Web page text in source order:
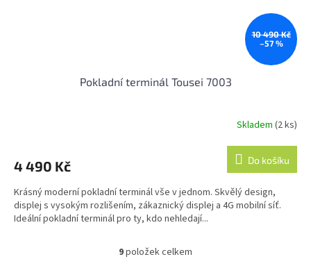
10 490 Kč
–57 %
Pokladní terminál Tousei 7003
je
z
5
hvězdiček.
Skladem(2 ks)
4 490 Kč Do košíku
Krásný moderní pokladní terminál vše v jednom. Skvělý design,
displej s vysokým rozlišením, zákaznický displej a 4G mobilní síť.
Ideální pokladní terminál pro ty, kdo nehledají...
O
9položek celkem